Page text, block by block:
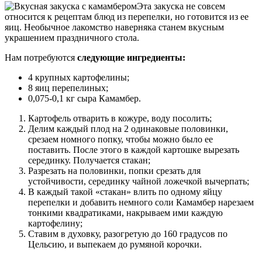
Эта закуска не совсем
относится к рецептам блюд из перепелки, но готовится из ее
яиц. Необычное лакомство наверняка станем вкусным
украшением праздничного стола.
Нам потребуются следующие ингредиенты:
4 крупных картофелины;
8 яиц перепелиных;
0,075-0,1 кг сыра Камамбер.
Картофель отварить в кожуре, воду посолить;
Делим каждый плод на 2 одинаковые половинки,
срезаем номного попку, чтобы можно было ее
поставить. После этого в каждой картошке вырезать
серединку. Получается стакан;
Разрезать на половинки, попки срезать для
устойчивости, серединку чайной ложечкой вычерпать;
В каждый такой «стакан» влить по одному яйцу
перепелки и добавить немного соли Камамбер нарезаем
тонкими квадратиками, накрываем ими каждую
картофелину;
Ставим в духовку, разогретую до 160 градусов по
Цельсию, и выпекаем до румяной корочки.